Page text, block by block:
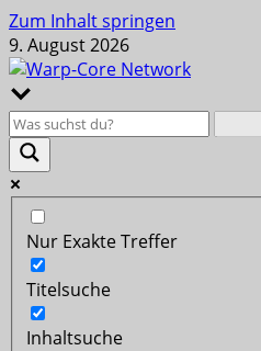
Zum Inhalt springen
9. August 2026
Nur Exakte Treffer
Titelsuche
Inhaltsuche